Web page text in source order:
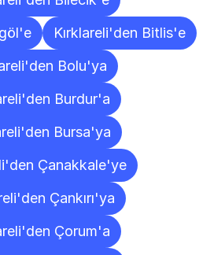
Kırklareli'den Bitlis'e
Bolu'ya
Burdur'a
Bursa'ya
Çanakkale'ye
Çankırı'ya
Çorum'a